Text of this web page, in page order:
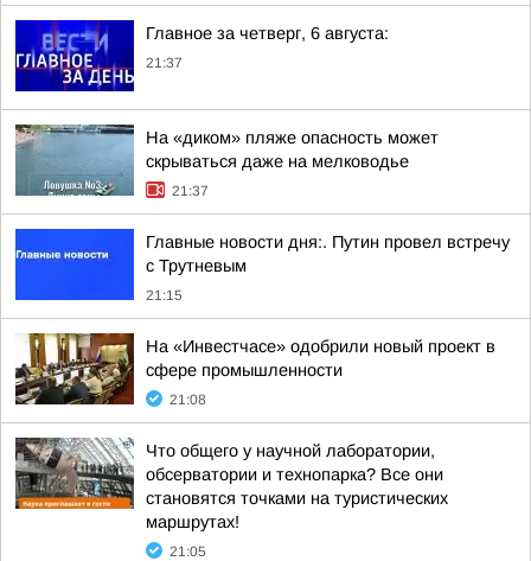
Главное за четверг, 6 августа:
21:37
На «диком» пляже опасность может
скрываться даже на мелководье
21:37
Главные новости дня:. Путин провел встречу
с Трутневым
21:15
На «Инвестчасе» одобрили новый проект в
сфере промышленности
21:08
Что общего у научной лаборатории,
обсерватории и технопарка? Все они
становятся точками на туристических
маршрутах!
21:05